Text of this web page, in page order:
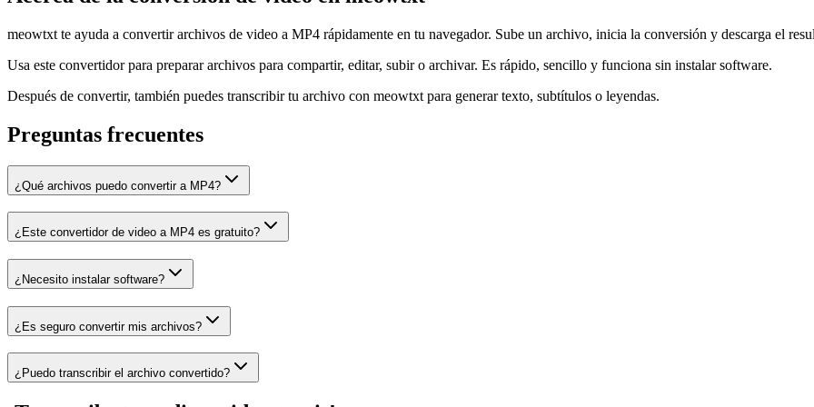
meowtxt te ayuda a convertir archivos de video a MP4 rápidamente en tu navegador. Sube un archivo, inicia la conversión y descarga el
Usa este convertidor para preparar archivos para compartir, editar, subir o archivar. Es rápido, sencillo y funciona sin instalar software.
Después de convertir, también puedes transcribir tu archivo con meowtxt para generar texto, subtítulos o leyendas.
Preguntas frecuentes
¿Qué archivos puedo convertir a MP4?
¿Este convertidor de video a MP4 es gratuito?
¿Necesito instalar software?
¿Es seguro convertir mis archivos?
¿Puedo transcribir el archivo convertido?